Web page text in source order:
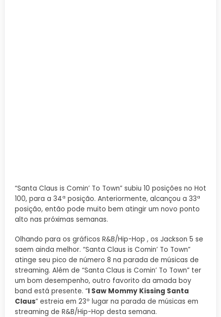
“Santa Claus is Comin’ To Town” subiu 10 posições no Hot
100, para a 34ª posição. Anteriormente, alcançou a 33ª
posição, então pode muito bem atingir um novo ponto
alto nas próximas semanas.
Olhando para os gráficos R&B/Hip-Hop , os Jackson 5 se
saem ainda melhor. “Santa Claus is Comin’ To Town”
atinge seu pico de número 8 na parada de músicas de
streaming. Além de “Santa Claus is Comin’ To Town” ter
um bom desempenho, outro favorito da amada boy
band está presente. “I Saw Mommy Kissing Santa
Claus” estreia em 23º lugar na parada de músicas em
streaming de R&B/Hip-Hop desta semana.